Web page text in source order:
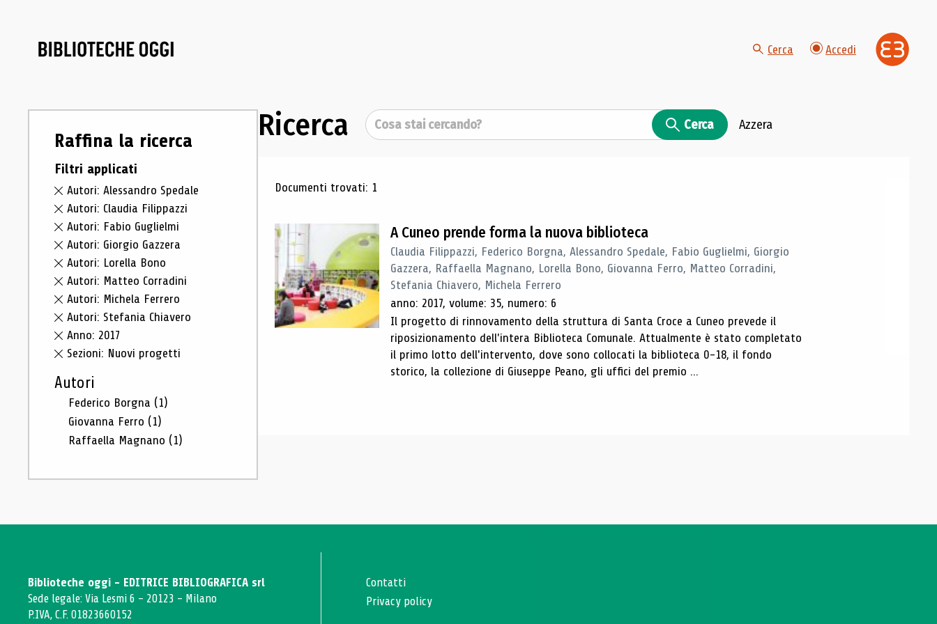
Cerca Accedi
Raffina la ricerca
Filtri applicati
Autori: Alessandro Spedale
Autori: Claudia Filippazzi
Autori: Fabio Guglielmi
Autori: Giorgio Gazzera
Autori: Lorella Bono
Autori: Matteo Corradini
Autori: Michela Ferrero
Autori: Stefania Chiavero
Anno: 2017
Sezioni: Nuovi progetti
Autori
Federico Borgna (1)
Giovanna Ferro (1)
Raffaella Magnano (1)
Ricerca Cerca Cerca Azzera
Risultati di ricerca
Documenti trovati: 1
A Cuneo prende forma la nuova biblioteca
Claudia Filippazzi, Federico Borgna, Alessandro Spedale, Fabio Guglielmi, Giorgio
Gazzera, Raffaella Magnano, Lorella Bono, Giovanna Ferro, Matteo Corradini,
Stefania Chiavero, Michela Ferrero
anno: 2017, volume: 35, numero: 6
Il progetto di rinnovamento della struttura di Santa Croce a Cuneo prevede il
riposizionamento dell'intera Biblioteca Comunale. Attualmente è stato completato
il primo lotto dell'intervento, dove sono collocati la biblioteca 0-18, il fondo
storico, la collezione di Giuseppe Peano, gli uffici del premio ...
Biblioteche oggi - EDITRICE BIBLIOGRAFICA srl
Sede legale: Via Lesmi 6 - 20123 - Milano
P.IVA, C.F. 01823660152
Contatti
Privacy policy